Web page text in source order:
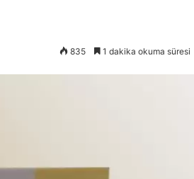
835 1 dakika okuma süresi